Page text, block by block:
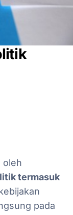
oleh
termasuk
pada